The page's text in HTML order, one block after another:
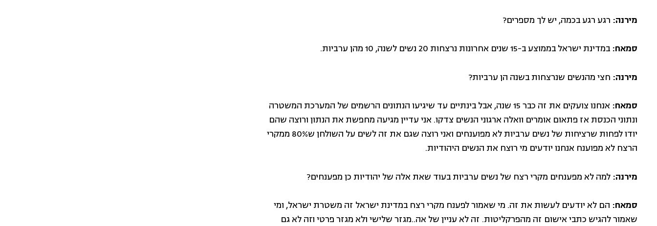
מירנה: רגע רגע בכמה, יש לך מספרים?
סמאח: במדינת ישראל בממוצע ב-15 שנים אחרונות נרצחות 20 נשים לשנה, 10 מהן ערביות.
מירנה: חצי מהנשים שנרצחות בשנה הן ערביות?
סמאח:
אנחנו צועקים את זה כבר 15 שנה, אבל בינתיים עד שיגיעו הנתונים הרשמים של המערכת המשטרה
ונתוני הכנסת אז פתאום אומרים וואלה ארגוני הנשים צדקו. אני עדיין מגיעה מחפשת את הנתון ורוצה שהם
יודו לפחות שרציחות של נשים ערביות לא מפוענחים ואני רוצה שגם את זה לשים על השולחן ש80% ממקרי
הרצח לא מפוענח אנחנו יודעים מי רוצח את הנשים היהודיות.
מירנה: למה לא מפענחים מקרי רצח של נשים ערביות בעוד שאת אלה של יהודיות כן מפענחים?
סמאח: הם לא יודעים לעשות את זה. מי שאמור לפענח מקרי רצח במדינת ישראל זה משטרת ישראל, ומי
שאמור להגיש כתבי אישום זה מהפרקליטות. זה לא עניין של אה..מגזר שלישי ולא מגזר פרטי וזה לא גם